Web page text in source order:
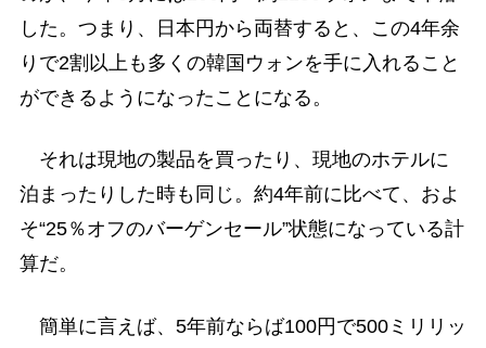
した。つまり、日本円から両替すると、この4年余
りで2割以上も多くの韓国ウォンを手に入れること
ができるようになったことになる。
それは現地の製品を買ったり、現地のホテルに
泊まったりした時も同じ。約4年前に比べて、およ
そ“25％オフのバーゲンセール”状態になっている計
算だ。
簡単に言えば、5年前ならば100円で500ミリリッ